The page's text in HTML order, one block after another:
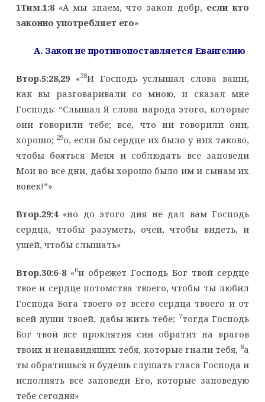
1Тим.1:8«А мы знаем, что закон добр, если кто
законно употребляет его»
A. Закон не противопоставляется Евангелию
Втор.5:28,29«28И Господь услышал слова ваши,
как вы разговаривали со мною, и сказал мне
Господь: “Слышал Я слова народа этого, которые
они говорили тебе; все, что ни говорили они,
хорошо; 29о, если бы сердце их было у них таково,
чтобы бояться Меня и соблюдать все заповеди
Мои во все дни, дабы хорошо было им и сынам их
вовек!”»
Втор.29:4«но до этого дня не дал вам Господь
сердца, чтобы разуметь, очей, чтобы видеть, и
ушей, чтобы слышать»
Втор.30:6-8«6и обрежет Господь Бог твой сердце
твое и сердце потомства твоего, чтобы ты любил
Господа Бога твоего от всего сердца твоего и от
всей души твоей, дабы жить тебе; 7тогда Господь
Бог твой все проклятия сии обратит на врагов
твоих и ненавидящих тебя, которые гнали тебя, 8а
ты обратишься и будешь слушать гласа Господа и
исполнять все заповеди Его, которые заповедую
тебе сегодня»